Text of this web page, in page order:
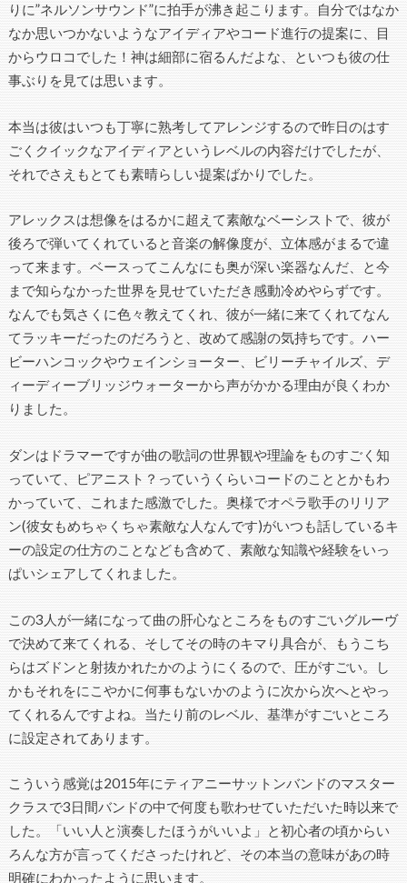
りに”ネルソンサウンド”に拍手が沸き起こります。自分ではなか
なか思いつかないようなアイディアやコード進行の提案に、目
からウロコでした！神は細部に宿るんだよな、といつも彼の仕
事ぶりを見ては思います。
本当は彼はいつも丁寧に熟考してアレンジするので昨日のはす
ごくクイックなアイディアというレベルの内容だけでしたが、
それでさえもとても素晴らしい提案ばかりでした。
アレックスは想像をはるかに超えて素敵なベーシストで、彼が
後ろで弾いてくれていると音楽の解像度が、立体感がまるで違
って来ます。ベースってこんなにも奥が深い楽器なんだ、と今
まで知らなかった世界を見せていただき感動冷めやらずです。
なんでも気さくに色々教えてくれ、彼が一緒に来てくれてなん
てラッキーだったのだろうと、改めて感謝の気持ちです。ハー
ビーハンコックやウェインショーター、ビリーチャイルズ、デ
ィーディーブリッジウォーターから声がかかる理由が良くわか
りました。
ダンはドラマーですが曲の歌詞の世界観や理論をものすごく知
っていて、ピアニスト？っていうくらいコードのこととかもわ
かっていて、これまた感激でした。奥様でオペラ歌手のリリア
ン(彼女もめちゃくちゃ素敵な人なんです)がいつも話しているキ
ーの設定の仕方のことなども含めて、素敵な知識や経験をいっ
ぱいシェアしてくれました。
この3人が一緒になって曲の肝心なところをものすごいグルーヴ
で決めて来てくれる、そしてその時のキマり具合が、もうこち
らはズドンと射抜かれたかのようにくるので、圧がすごい。し
かもそれをにこやかに何事もないかのように次から次へとやっ
てくれるんですよね。当たり前のレベル、基準がすごいところ
に設定されてあります。
こういう感覚は2015年にティアニーサットンバンドのマスター
クラスで3日間バンドの中で何度も歌わせていただいた時以来で
した。「いい人と演奏したほうがいいよ」と初心者の頃からい
ろんな方が言ってくださったけれど、その本当の意味があの時
明確にわかったように思います。